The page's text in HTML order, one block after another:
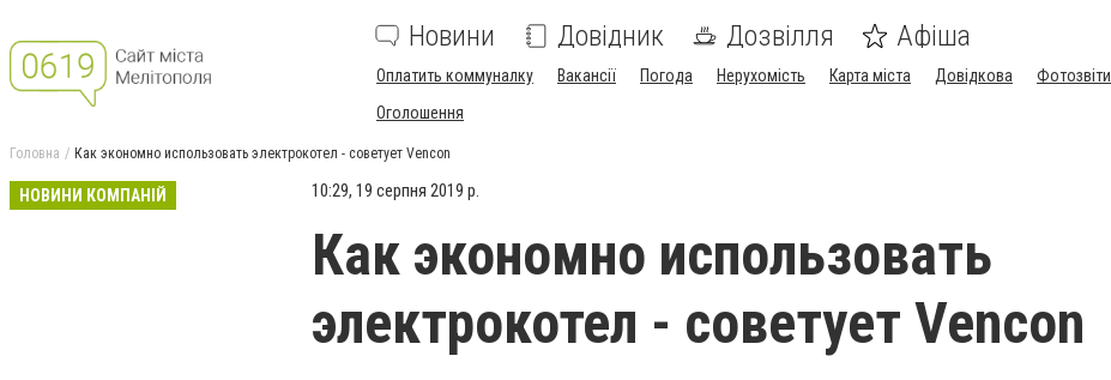
Новини Довідник Дозвілля Афіша
Оплатить коммуналку Вакансії Погода Нерухомість Карта міста Довідкова Фотозвіти
Оголошення
Головна Как экономно использовать электрокотел - советует Vencon
НОВИНИ КОМПАНІЙ 10:29, 19 серпня 2019 р.
Как экономно использовать
электрокотел - советует Vencon